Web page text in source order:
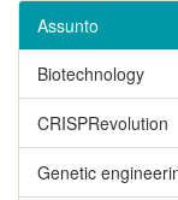
Assunto
Biotechnology
CRISPRevolution
Genetic